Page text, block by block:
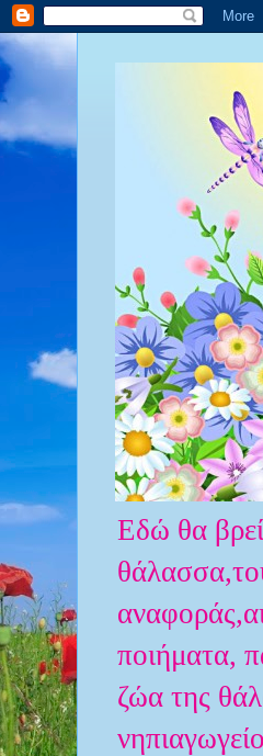
Εδώ θα
ποιήματα,
ζώα της